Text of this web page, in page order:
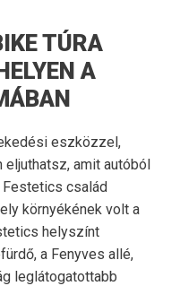
TÚRA
A
eszközzel,
eljuthatsz, amit autóból
család
környékének volt a
helyszínt
a Fenyves allé,
leglátogatottabb